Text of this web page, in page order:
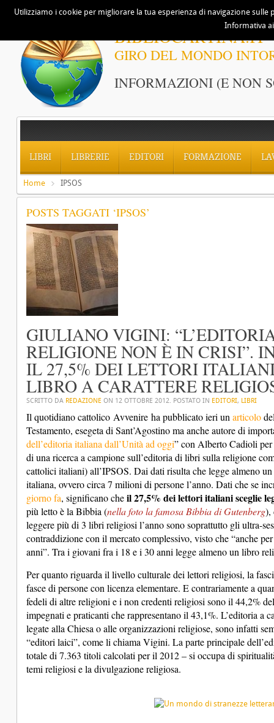
BIBLIOCARTINA.IT
GIRO DEL MONDO
INFORMAZIONI (E NON
LIBRI LIBRERIE EDITORI FORMAZIONE
Home IPSOS
POSTS TAGGATI ‘IPSOS’
GIULIANO VIGINI:
RELIGIONE NON È IN CRISI”.
IL 27,5% DEI LETTORI
LIBRO A CARATTERE
SCRITTO DA REDAZIONE ON 12 OTTOBRE 2012. POSTATO IN EDITORI, LIBRI
Il quotidiano cattolico Avvenire ha pubblicato ieri un articolo
Testamento, esegeta di Sant’Agostino ma anche autore di
dell’editoria italiana dall’Unità ad oggi” con Alberto Cadioli
di una ricerca a campione sull’editoria di libri sulla religione
cattolici italiani) all’IPSOS. Dai dati risulta che legge almeno
italiana, ovvero circa 7 milioni di persone l’anno. Dati che se
giorno fa, significano cheil 27,5% dei lettori italiani sceglie
più letto è la Bibbia (nella foto la famosa Bibbia di Gutenberg),
leggere più di 3 libri religiosi l’anno sono soprattutto gli ultra-
contraddizione con il mercato complessivo, visto che “anche
anni”. Tra i giovani fra i 18 e i 30 anni legge almeno un libro
Per quanto riguarda il livello culturale dei lettori religiosi, la
fasce di persone con licenza elementare. E contrariamente a
fedeli di altre religioni e i non credenti religiosi sono il 44,2%
impegnati e praticanti che rappresentano il 43,1%. L’editoria a
legate alla Chiesa o alle organizzazioni religiose, sono infatti
“editori laici”, come li chiama Vigini. La parte principale
totale di 7.363 titoli calcolati per il 2012 – si occupa di
temi religiosi e la divulgazione religiosa.
Utilizziamo i cookie per migliorare la tua esperienza di navigazione
Informativa ai